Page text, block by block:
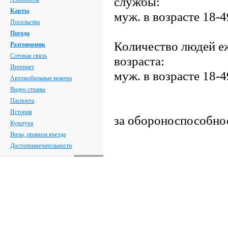
Карты
Посольства
Погода
Разговорник
Сотовая связь
Интернет
Автомобильные номера
Видео страны
Паспорта
История
Культура
Визы, правила въезда
Достопримечательности
муж. в возрасте 18-
Количество людей
возраста:
муж. в возрасте 18-
за